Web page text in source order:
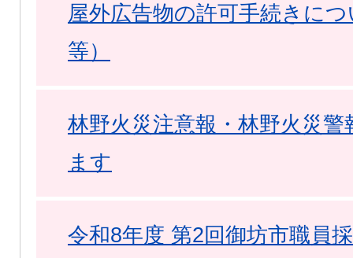
屋外広告物の許可手続きに
等）
林野火災注意報・林野火災
ます
令和8年度 第2回御坊市職員